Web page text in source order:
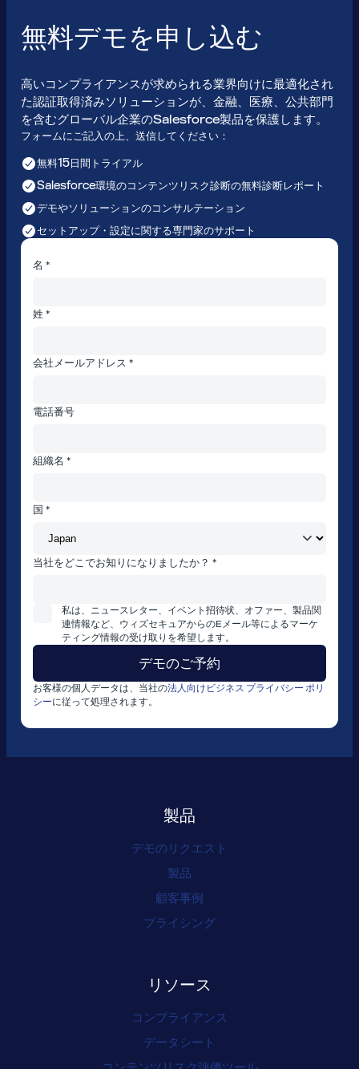
無料デモを申し込む
高いコンプライアンスが求められる業界向けに最適化され
た認証取得済みソリューションが、金融、医療、公共部門
を含むグローバル企業のSalesforce製品を保護します。
フォームにご記入の上、送信してください：
無料15日間トライアル
Salesforce環境のコンテンツリスク診断の無料診断レポート
デモやソリューションのコンサルテーション
セットアップ・設定に関する専門家のサポート
名 *
姓 *
会社メールアドレス *
電話番号
組織名 *
国 *
当社をどこでお知りになりましたか？ *
私は、ニュースレター、イベント招待状、オファー、製品関
連情報など、ウィズセキュアからのEメール等によるマーケ
ティング情報の受け取りを希望します。
お客様の個人データは、当社の法人向けビジネス プライバシー ポリ
シーに従って処理されます。
製品
デモのリクエスト
製品
顧客事例
プライシング
リソース
コンプライアンス
データシート